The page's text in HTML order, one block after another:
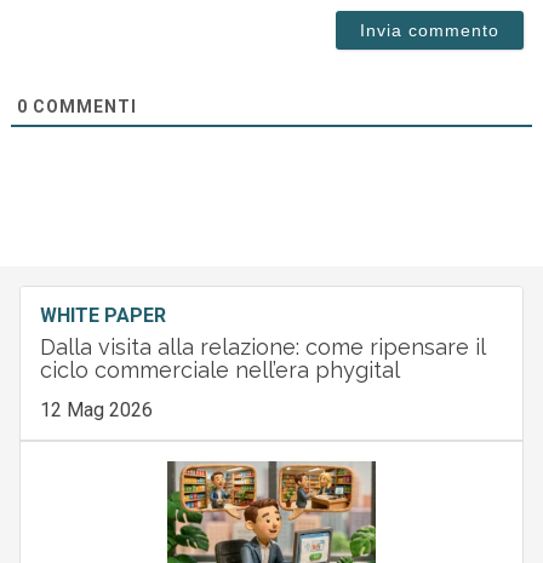
0 COMMENTI
WHITE PAPER
Dalla visita alla relazione: come ripensare il
ciclo commerciale nell’era phygital
12 Mag 2026